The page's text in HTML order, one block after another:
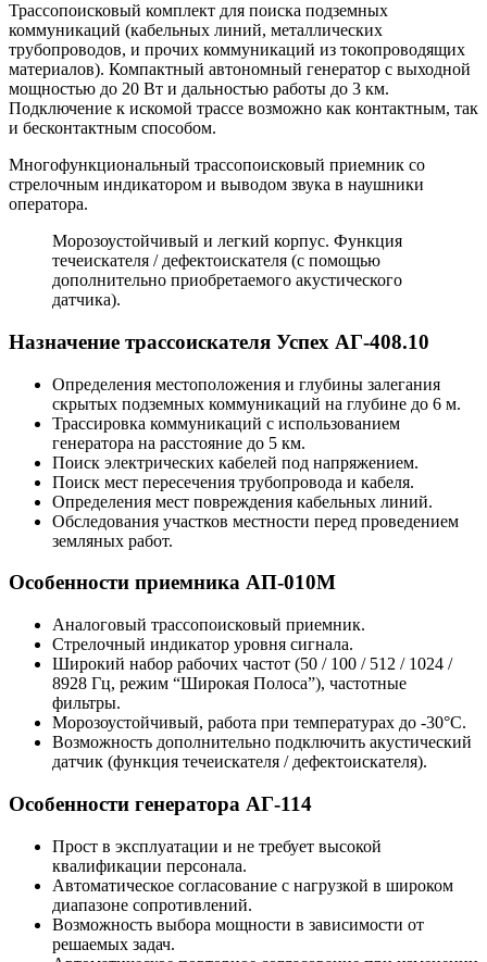
Трассопоисковый комплект для поиска подземных
коммуникаций (кабельных линий, металлических
трубопроводов, и прочих коммуникаций из токопроводящих
материалов). Компактный автономный генератор с выходной
мощностью до 20 Вт и дальностью работы до 3 км.
Подключение к искомой трассе возможно как контактным, так
и бесконтактным способом.
Многофункциональный трассопоисковый приемник со
стрелочным индикатором и выводом звука в наушники
оператора.
Морозоустойчивый и легкий корпус. Функция
течеискателя / дефектоискателя (с помощью
дополнительно приобретаемого акустического
датчика).
Назначение трассоискателя Успех АГ-408.10
Определения местоположения и глубины залегания
скрытых подземных коммуникаций на глубине до 6 м.
Трассировка коммуникаций с использованием
генератора на расстояние до 5 км.
Поиск электрических кабелей под напряжением.
Поиск мест пересечения трубопровода и кабеля.
Определения мест повреждения кабельных линий.
Обследования участков местности перед проведением
земляных работ.
Особенности приемника АП-010М
Аналоговый трассопоисковый приемник.
Стрелочный индикатор уровня сигнала.
Широкий набор рабочих частот (50 / 100 / 512 / 1024 /
8928 Гц, режим “Широкая Полоса”), частотные
фильтры.
Морозоустойчивый, работа при температурах до -30°С.
Возможность дополнительно подключить акустический
датчик (функция течеискателя / дефектоискателя).
Особенности генератора АГ-114
Прост в эксплуатации и не требует высокой
квалификации персонала.
Автоматическое согласование с нагрузкой в широком
диапазоне сопротивлений.
Возможность выбора мощности в зависимости от
решаемых задач.